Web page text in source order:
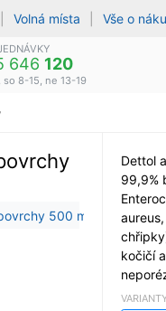
Volná místa Vše o
646 120
so 8-15, ne 13-19
Dettol
99,9%
kočičí